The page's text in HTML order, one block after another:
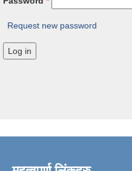
Request new password